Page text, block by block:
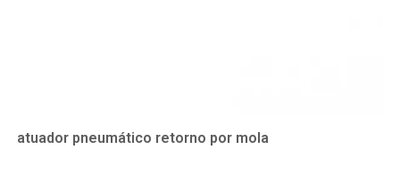
atuador pneumático retorno por mola